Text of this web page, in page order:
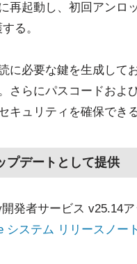
再起動し、初回アンロ
る。
に必要な鍵を生成して
さらにパスコードおよ
ュリティを確保でき
プデートとして提供
開発者サービス v25.14
システム リリースノー